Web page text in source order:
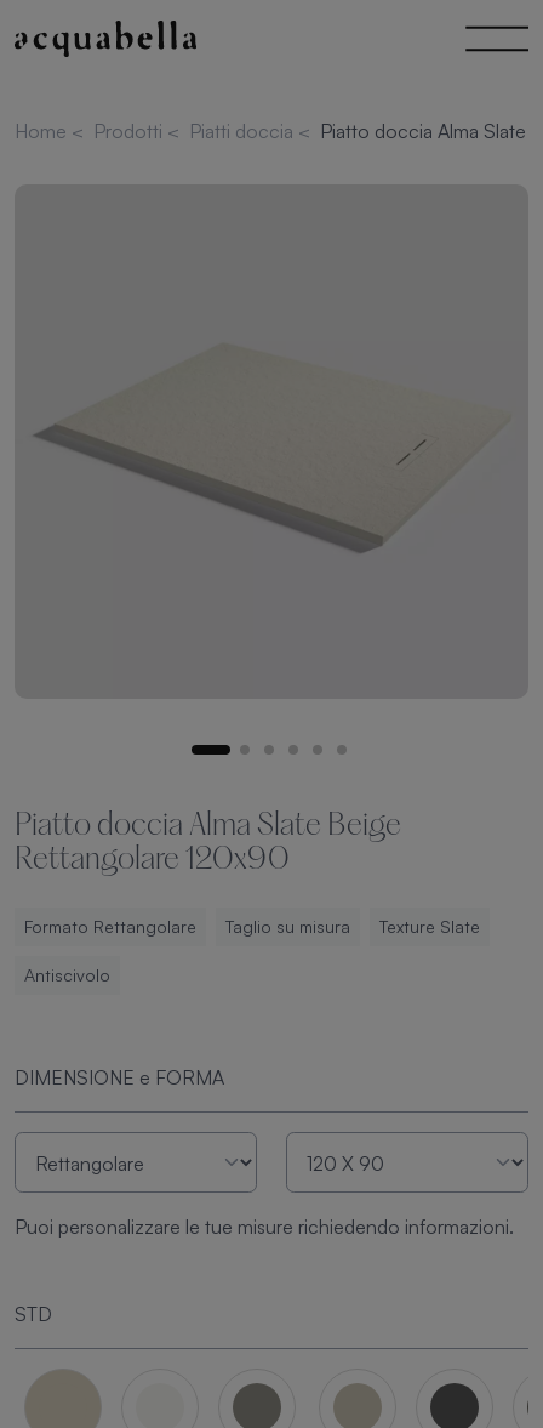
Home < Prodotti < Piatti doccia < Piatto doccia Alma Slate
Piatto doccia Alma Slate Beige
Rettangolare 120x90
Formato Rettangolare Taglio su misura Texture Slate
Antiscivolo
DIMENSIONE e FORMA
Puoi personalizzare le tue misure richiedendo informazioni.
STD